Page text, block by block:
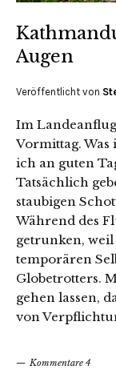
Augen
Veröffentlicht von
Im
Vormittag. Was
ich an guten
Tatsächlich
staubigen
Während des
getrunken, weil
temporären
Globetrotters.
gehen lassen,
von
Kommentare 4